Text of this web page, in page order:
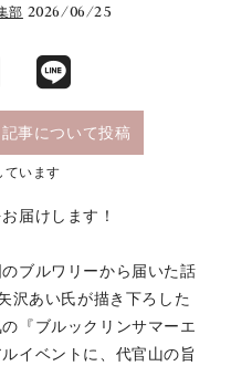
部 2026/06/25
記事について投稿
ています
届けします！
ブルワリーから届いた話
沢あい氏が描き下ろした
『ブルックリンサマーエ
イベントに、代官山の旨